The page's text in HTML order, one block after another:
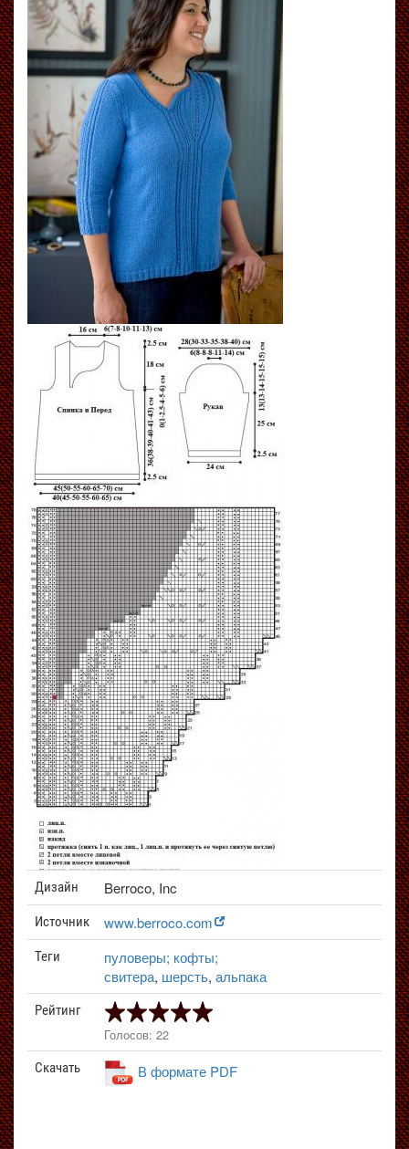
Дизайн Berroco, Inc
Источник www.berroco.com
Теги
пуловеры; кофты;
свитера, шерсть, альпака
Рейтинг
Голосов: 22
Скачать В формате PDF